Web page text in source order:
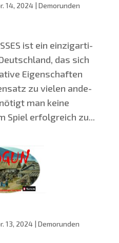
14, 2024| Demorunden
ist ein ein­zig­ar­ti­
das sich
Eigen­schaf­ten
zu vie­len ande­
man kei­ne
Spiel erfolg­reich zu...
13, 2024| Demorunden